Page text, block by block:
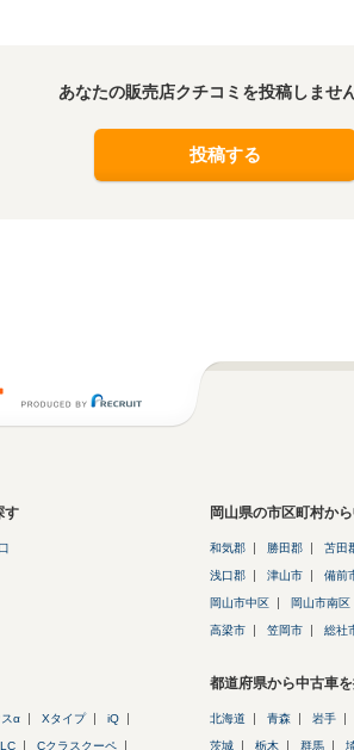
あなたの販売店クチコミを投稿しませ
投稿する
す 岡山県の市区町村か
和気郡 勝田郡 苫田
浅口郡 津山市 備前
岡山市中区 岡山市南区
高梁市 笠岡市 総社
スα Xタイプ iQ
Cクラスクーペ
都道府県から中古車
北海道 青森 岩手
茨城 栃木 群馬